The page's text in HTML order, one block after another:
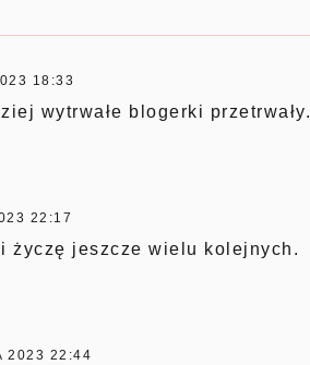
18:33
wytrwałe blogerki przetrwały.
22:17
życzę jeszcze wielu kolejnych.
2023 22:44